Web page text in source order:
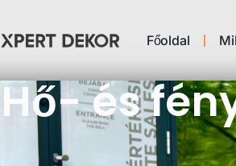
Főoldal
Hő- és